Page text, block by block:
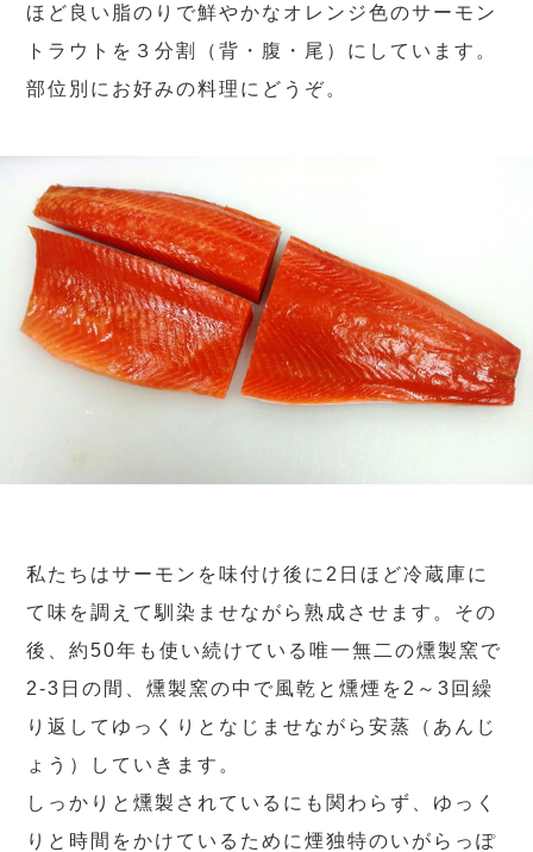
ほど良い脂のりで鮮やかなオレンジ色のサーモン
トラウトを３分割（背・腹・尾）にしています。
部位別にお好みの料理にどうぞ。
私たちはサーモンを味付け後に2日ほど冷蔵庫に
て味を調えて馴染ませながら熟成させます。その
後、約50年も使い続けている唯一無二の燻製窯で
2-3日の間、燻製窯の中で風乾と燻煙を2～3回繰
り返してゆっくりとなじませながら安蒸（あんじ
ょう）していきます。
しっかりと燻製されているにも関わらず、ゆっく
りと時間をかけているために煙独特のいがらっぽ